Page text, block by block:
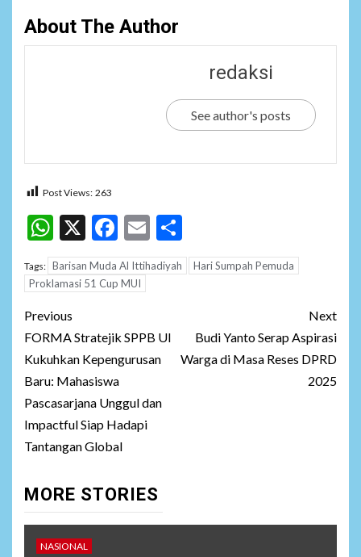
About The Author
redaksi
See author's posts
Post Views: 263
WhatsApp
X Facebook
Email
Tags: Barisan Muda Al Ittihadiyah
Hari Sumpah Pemuda
Proklamasi 51 Cup MUI
Post
navigation
Previous
FORMA Stratejik SPPB UI
Kukuhkan Kepengurusan
Baru: Mahasiswa
Pascasarjana Unggul dan
Impactful Siap Hadapi
Tantangan Global
Next
Budi Yanto Serap Aspirasi
Warga di Masa Reses DPRD
2025
MORE STORIES
NASIONAL